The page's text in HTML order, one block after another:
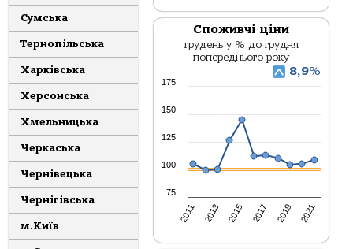
Сумська
Тернопільська
Харківська
Херсонська
Хмельницька
Черкаська
Чернівецька
Чернігівська
м.Київ
Споживчі ціни
грудень у % до грудня
попереднього року
8,9%
2011 2013 2015 2017 2019 2021
75
100
125
150
175